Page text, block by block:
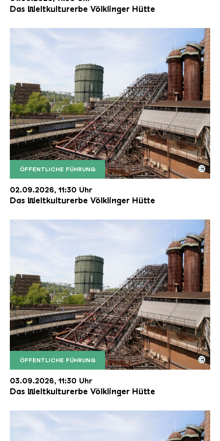
Das Weltkulturerbe Völklinger Hütte
ÖFFENTLICHE FÜHRUNG
Der Erzschrägaufzug der Völklinger Hütte mit
Copyright: Weltkulturerbe Völklinger Hütte | Karl
©
02.09.2026, 11:30 Uhr
Das Weltkulturerbe Völklinger Hütte
ÖFFENTLICHE FÜHRUNG
Der Erzschrägaufzug der Völklinger Hütte mit
Copyright: Weltkulturerbe Völklinger Hütte | Karl
©
03.09.2026, 11:30 Uhr
Das Weltkulturerbe Völklinger Hütte